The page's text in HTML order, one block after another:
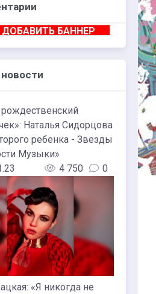
русских композиторов и
ДОБАВИТЬ БАННЕР
Наталья Сидорцова
ребенка - Звезды
Музыки»
4 750 0
«Я никогда не